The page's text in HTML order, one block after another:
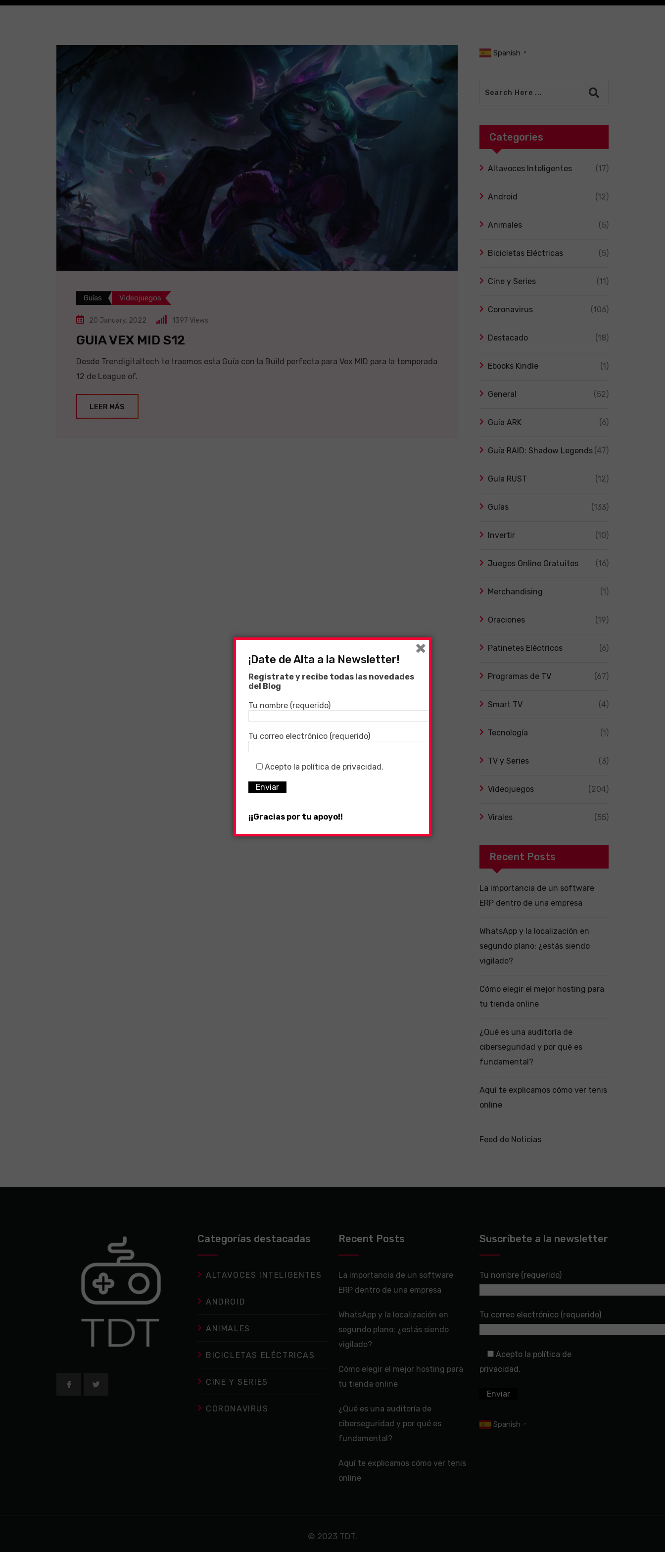
Guías Videojuegos
20 January, 2022 1397 Views
GUIA VEX MID S12
Desde Trendigitaltech te traemos esta Guía con la Build perfecta para Vex MID para la temporada
12 de League of.
LEER MÁS
Spanish ▼
Categories
Altavoces Inteligentes (17)
Android (12)
Animales (5)
Bicicletas Eléctricas (5)
Cine y Series (11)
Coronavirus (106)
Destacado (18)
Ebooks Kindle (1)
General (52)
Guía ARK (6)
Guía RAID: Shadow Legends (47)
Guía RUST (12)
Guías (133)
Invertir (10)
Juegos Online Gratuitos (16)
Merchandising (1)
Oraciones (19)
Patinetes Eléctricos (6)
Programas de TV (67)
Smart TV (4)
Tecnología (1)
TV y Series (3)
Videojuegos (204)
Virales (55)
Recent Posts
La importancia de un software
ERP dentro de una empresa
WhatsApp y la localización en
segundo plano: ¿estás siendo
vigilado?
Cómo elegir el mejor hosting para
tu tienda online
¿Qué es una auditoría de
ciberseguridad y por qué es
fundamental?
Aquí te explicamos cómo ver tenis
online
Feed de Noticias
Categorías destacadas
ALTAVOCES INTELIGENTES
ANDROID
ANIMALES
BICICLETAS ELÉCTRICAS
CINE Y SERIES
CORONAVIRUS
Recent Posts
La importancia de un software
ERP dentro de una empresa
WhatsApp y la localización en
segundo plano: ¿estás siendo
vigilado?
Cómo elegir el mejor hosting para
tu tienda online
¿Qué es una auditoría de
ciberseguridad y por qué es
fundamental?
Aquí te explicamos cómo ver tenis
online
Suscríbete a la newsletter
Tu nombre (requerido)
Tu correo electrónico (requerido)
Acepto la política de
privacidad.
Spanish ▼
© 2023 TDT.
¡Date de Alta a la Newsletter!
Registrate y recibe todas las novedades
del Blog
Tu nombre (requerido)
Tu correo electrónico (requerido)
Acepto la política de privacidad.
¡¡Gracias por tu apoyo!!
×